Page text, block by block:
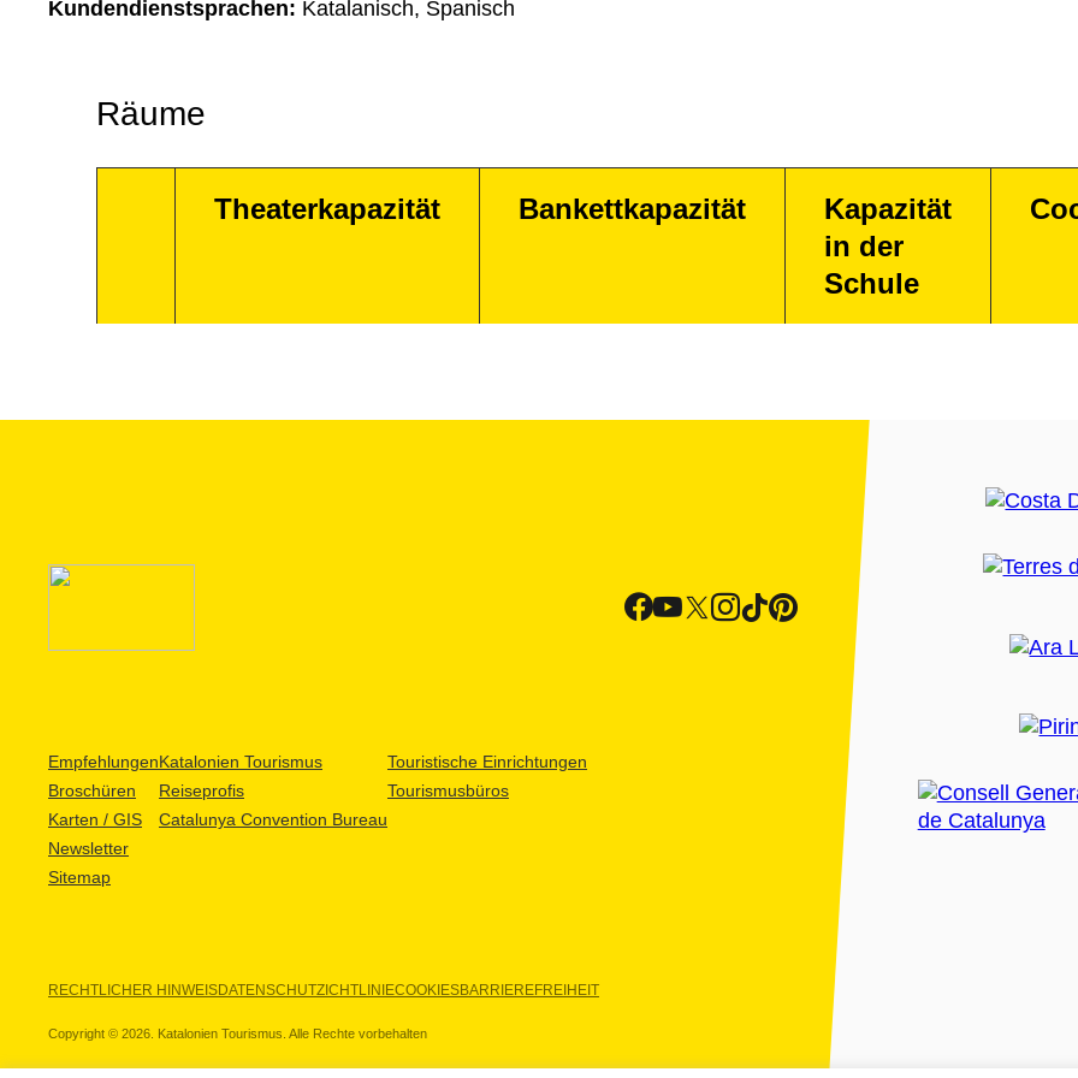
Kundendienstsprachen: Katalanisch, Spanisch
Räume
Theaterkapazität Bankettkapazität
Kapazität
in der
Schule
Empfehlungen
Broschüren
Karten / GIS
Newsletter
Sitemap
Katalonien Tourismus
Reiseprofis
Catalunya Convention Bureau
Touristische Einrichtungen
Tourismusbüros
RECHTLICHER HINWEISDATENSCHUTZICHTLINIECOOKIESBARRIEREFREIHEIT
Copyright © 2026. Katalonien Tourismus. Alle Rechte vorbehalten